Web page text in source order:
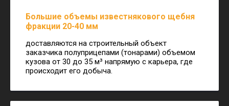
Большие объемы известнякового щебня
фракции 20-40 мм
доставляются на строительный объект
заказчика полуприцепами (тонарами) объемом
кузова от 30 до 35 м³ напрямую с карьера, где
происходит его добыча.
Аренда спецтехники
Погрузчики Бульдозер Самосвал
Доп. услуги
Вывоз грунта Вывоз строительного мусора
Доломитовая мука
Крупнозернистый
Мелкозернистый
Песчаный
Холодный
Соль техническая